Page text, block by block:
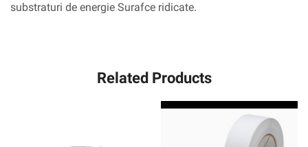
substraturi de energie Surafce ridicate.
Related Products